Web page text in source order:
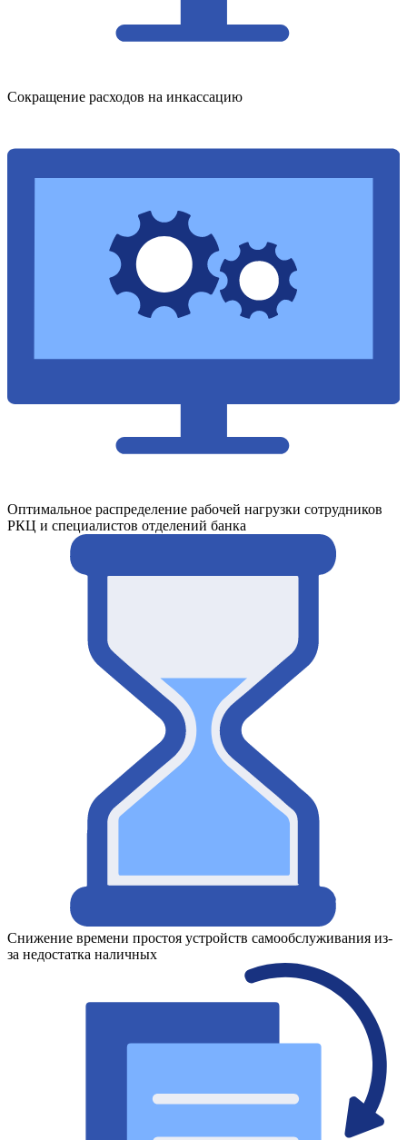
Сокращение расходов на инкассацию
Оптимальное распределение рабочей нагрузки сотрудников
РКЦ и специалистов отделений банка
Снижение времени простоя устройств самообслуживания из-
за недостатка наличных